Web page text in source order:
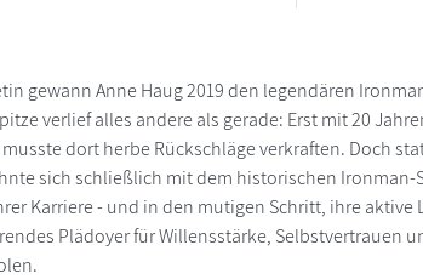
gewann Anne Haug 2019 den legendären
verlief alles andere als gerade: Erst mit 20
dort herbe Rückschläge verkraften. Doch
sich schließlich mit dem historischen Ironman-
Karriere - und in den mutigen Schritt, ihre
Plädoyer für Willensstärke, Selbstvertrauen